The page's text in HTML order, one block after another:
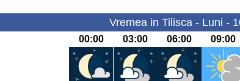
Vremea in Tilisca - Luni -
00:00 03:00 06:00 09:00